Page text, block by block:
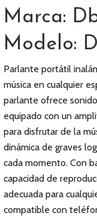
Marca:
Modelo:
Parlante portátil
música en cualquier
parlante ofrece
equipado con un
para disfrutar de la
dinámica de graves
cada momento. Con
capacidad de
adecuada para
compatible con